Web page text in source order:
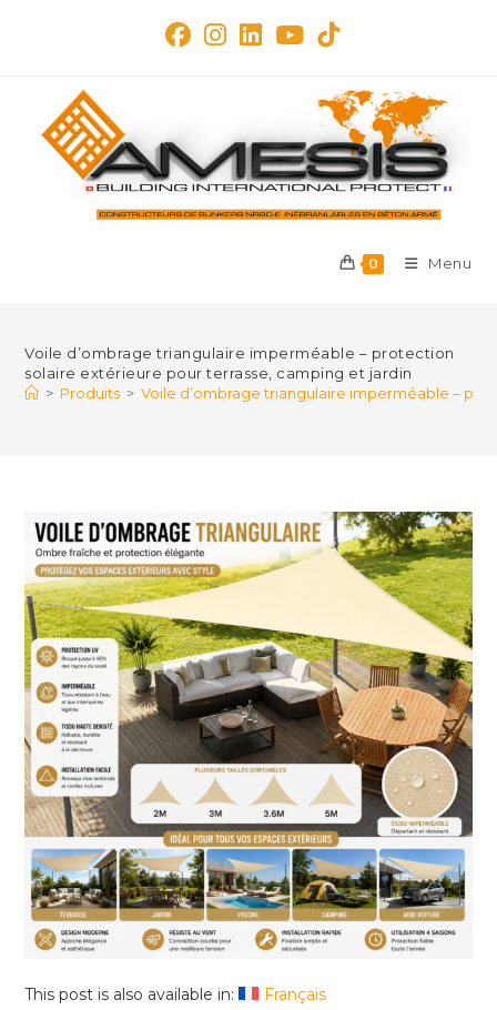
0 Menu
Voile d’ombrage triangulaire imperméable – protection
solaire extérieure pour terrasse, camping et jardin
> Produits > Voile d’ombrage triangulaire imperméable –
This post is also available in: Français